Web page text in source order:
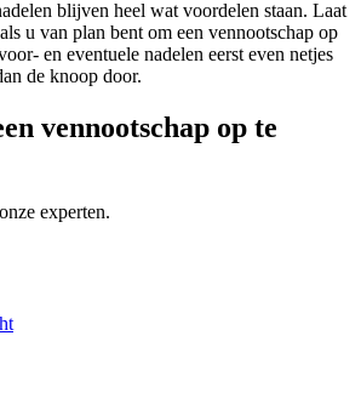
blijven heel wat voordelen staan. Laat
u van plan bent om een vennootschap op
en eventuele nadelen eerst even netjes
de knoop door.
vennootschap op te
experten.